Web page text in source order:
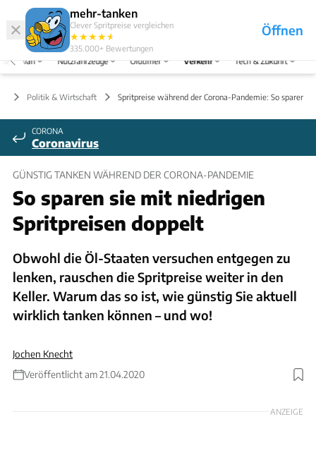
mehr-tanken
Clever Spritpreise vergleichen
★★★★★
★
335.000+ Bewertungen
Öffnen
Abo
Menü
Van Nutzfahrzeuge Oldtimer Verkehr Tech & Zukunft
Politik & Wirtschaft Spritpreise während der Corona-Pandemie: So sparen
CORONA
Coronavirus
GÜNSTIG TANKEN WÄHREND DER CORONA-PANDEMIE
So sparen sie mit niedrigen
Spritpreisen doppelt
Obwohl die Öl-Staaten versuchen entgegen zu
lenken, rauschen die Spritpreise weiter in den
Keller. Warum das so ist, wie günstig Sie aktuell
wirklich tanken können – und wo!
Jochen Knecht
Veröffentlicht am 21.04.2020
Foto: Ingolf Pompe
ANZEIGE